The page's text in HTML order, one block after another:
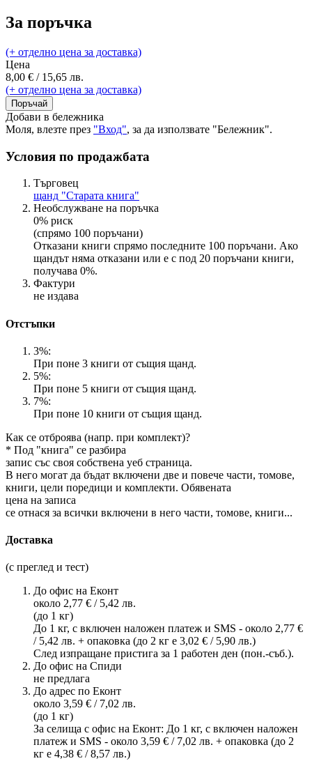
За поръчка
(+ отделно цена за доставка)
Цена
8,00 € / 15,65 лв.
(+ отделно цена за доставка)
Поръчай
Добави в бележника
Моля, влезте през "Вход", за да използвате "Бележник".
Условия по продажбата
Търговец
щанд "Старата книга"
Необслужване на поръчка
0% риск
(спрямо 100 поръчани)
Отказани книги спрямо последните 100 поръчани. Ако
щандът няма отказани или е с под 20 поръчани книги,
получава 0%.
Фактури
не издава
Отстъпки
3%:
При поне 3 книги от същия щанд.
5%:
При поне 5 книги от същия щанд.
7%:
При поне 10 книги от същия щанд.
Как се отброява (напр. при комплект)?
* Под "книга" се разбира
запис със своя собствена уеб страница.
В него могат да бъдат включени две и повече части, томове,
книги, цели поредици и комплекти. Обявената
цена на записа
се отнася за всички включени в него части, томове, книги...
Доставка
(с преглед и тест)
До офис на Еконт
около 2,77 € / 5,42 лв.
(до 1 кг)
До 1 кг, с включен наложен платеж и SMS - около 2,77 €
/ 5,42 лв. + опаковка (до 2 кг е 3,02 € / 5,90 лв.)
След изпращане пристига за 1 работен ден (пон.-съб.).
До офис на Спиди
не предлага
До адрес по Еконт
около 3,59 € / 7,02 лв.
(до 1 кг)
За селища с офис на Еконт: До 1 кг, с включен наложен
платеж и SMS - около 3,59 € / 7,02 лв. + опаковка (до 2
кг е 4,38 € / 8,57 лв.)